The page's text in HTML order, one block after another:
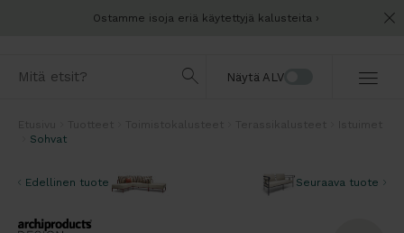
Ostamme isoja eriä käytettyjä kalusteita
Näytä ALV
Sohvat
Edellinen tuote Seuraava tuote